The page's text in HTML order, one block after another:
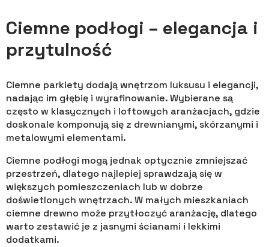
Ciemne podłogi – elegancja i
przytulność
Ciemne parkiety dodają wnętrzom luksusu i elegancji,
nadając im głębię i wyrafinowanie. Wybierane są
często w klasycznych i loftowych aranżacjach, gdzie
doskonale komponują się z drewnianymi, skórzanymi i
metalowymi elementami.
Ciemne podłogi mogą jednak optycznie zmniejszać
przestrzeń, dlatego najlepiej sprawdzają się w
większych pomieszczeniach lub w dobrze
doświetlonych wnętrzach. W małych mieszkaniach
ciemne drewno może przytłoczyć aranżację, dlatego
warto zestawić je z jasnymi ścianami i lekkimi
dodatkami.